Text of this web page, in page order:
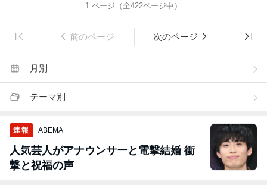
1 ページ（全422ページ中）
前のページ 次のページ
月別
テーマ別
速報 ABEMA
人気芸人がアナウンサーと電撃結婚 衝
撃と祝福の声